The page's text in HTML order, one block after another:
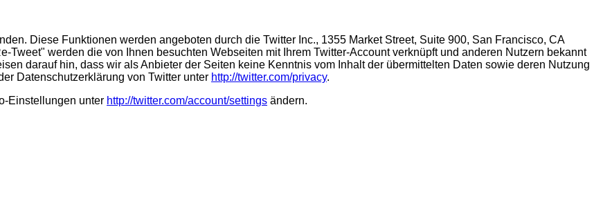
Diese Funktionen werden angeboten durch die Twitter Inc., 1355 Market Street, Suite 900, San Francisco, CA
Tweet" werden die von Ihnen besuchten Webseiten mit Ihrem Twitter-Account verknüpft und anderen Nutzern bekannt
darauf hin, dass wir als Anbieter der Seiten keine Kenntnis vom Inhalt der übermittelten Daten sowie deren Nutzung
Datenschutzerklärung von Twitter unter http://twitter.com/privacy.
Einstellungen unter http://twitter.com/account/settings ändern.